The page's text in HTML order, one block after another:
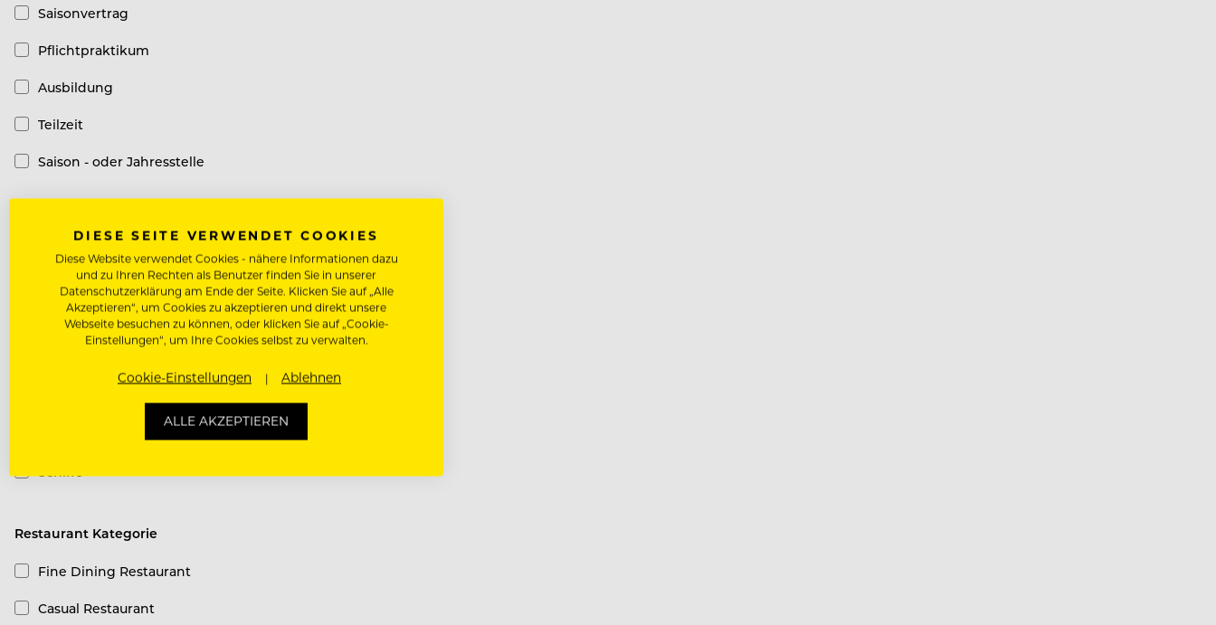
Saisonvertrag
Pflichtpraktikum
Ausbildung
Teilzeit
Saison - oder Jahresstelle
Top-Arbeitgeber
Hotel Kategorie
Schiffe
Restaurant Kategorie
Fine Dining Restaurant
Casual Restaurant
DIESE SEITE VERWENDET COOKIES
Diese Website verwendet Cookies - nähere Informationen dazu
und zu Ihren Rechten als Benutzer finden Sie in unserer
Datenschutzerklärung am Ende der Seite. Klicken Sie auf „Alle
Akzeptieren“, um Cookies zu akzeptieren und direkt unsere
Webseite besuchen zu können, oder klicken Sie auf „Cookie-
Einstellungen“, um Ihre Cookies selbst zu verwalten.
Cookie-Einstellungen Ablehnen
ALLE AKZEPTIEREN